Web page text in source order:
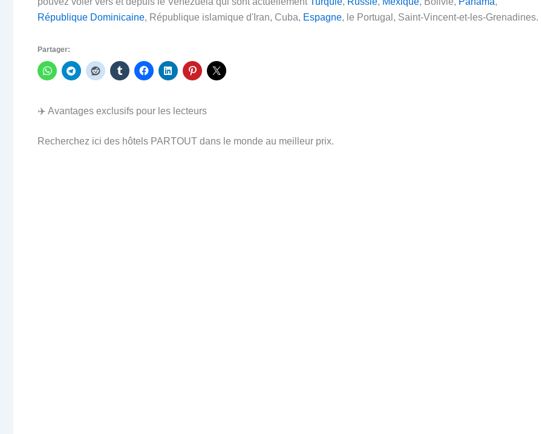
République Dominicaine, République islamique d'Iran, Cuba, Espagne, le Portugal, Saint-Vincent-et-les-Grenadines.
Partager:
✈️ Avantages exclusifs pour les lecteurs
Recherchez ici des hôtels PARTOUT dans le monde au meilleur prix.